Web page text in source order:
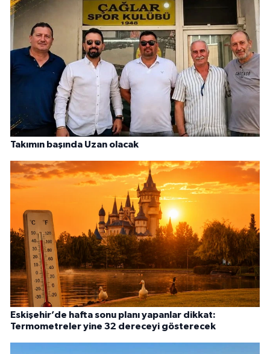
Takımın başında Uzan olacak
Eskişehir’de hafta sonu planı yapanlar dikkat:
Termometreler yine 32 dereceyi gösterecek